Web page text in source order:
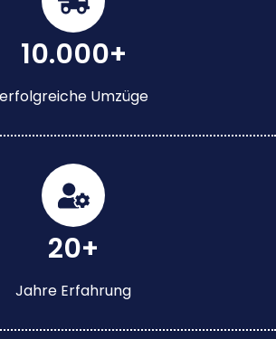
10.000+
erfolgreiche Umzüge
20+
Jahre Erfahrung